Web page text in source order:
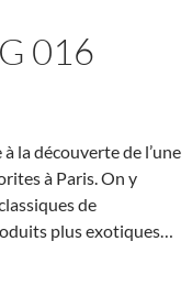
016
la découverte de l’une
à Paris. On y
de
plus exotiques…